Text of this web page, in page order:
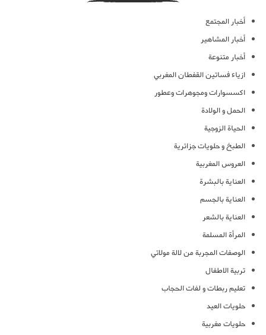
أخبار المجتمع
أخبار المشاهير
أخبار متنوعة
ازياء فساتين القفطان المغربي
اكسسوارات ومجوهرات وعطور
الحمل و الولادة
الحياة الزوجية
الطبخ و حلويات جزائرية
العروس المغربية
العناية بالبشرة
العناية بالجسم
العناية بالشعر
المرأة المسلمة
الوصفات المجربة من لالة مولاتي
تربية الاطفال
تعليم ربطات و لفات الحجاب
حلويات العيد
حلويات مغربية